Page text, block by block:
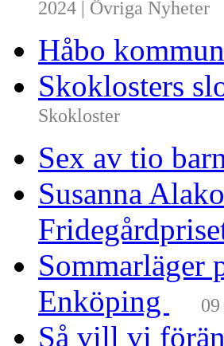
2024 | Övriga Nyheter
Håbo
Skoklosters
Skokloster
Sex av tio
Susanna
Sommarläger
Enköping
Så vill vi